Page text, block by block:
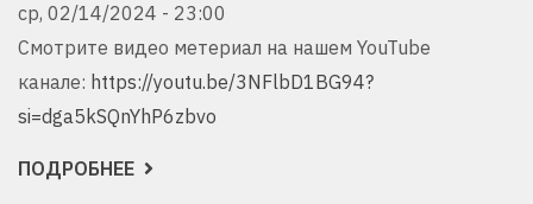
ср, 02/14/2024 - 23:00
Смотрите видео метериал на нашем YouTube
канале: https://youtu.be/3NFlbD1BG94?
si=dga5kSQnYhP6zbvo
ПОДРОБНЕЕ О